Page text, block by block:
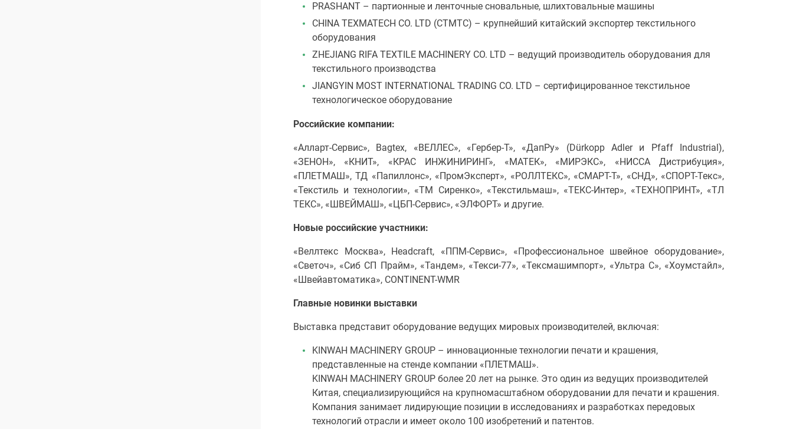
PRASHANT – партионные и ленточные сновальные, шлихтовальные машины
CHINA TEXMATECH CO. LTD (CTMTC) – крупнейший китайский экспортер текстильного
оборудования
ZHEJIANG RIFA TEXTILE MACHINERY CO. LTD – ведущий производитель оборудования для
текстильного производства
JIANGYIN MOST INTERNATIONAL TRADING CO. LTD – сертифицированное текстильное
технологическое оборудование
Российские компании:
«Алларт-Сервис», Bagtex, «ВЕЛЛЕС», «Гербер-Т», «ДапРу» (Dürkopp Adler и Pfaff Industrial),
«ЗЕНОН», «КНИТ», «КРАС ИНЖИНИРИНГ», «МАТЕК», «МИРЭКС», «НИССА Дистрибуция»,
«ПЛЕТМАШ», ТД «Папиллонс», «ПромЭксперт», «РОЛЛТЕКС», «СМАРТ-Т», «СНД», «СПОРТ-Текс»,
«Текстиль и технологии», «ТМ Сиренко», «Текстильмаш», «ТЕКС-Интер», «ТЕХНОПРИНТ», «ТЛ
ТЕКС», «ШВЕЙМАШ», «ЦБП-Сервис», «ЭЛФОРТ» и другие.
Новые российские участники:
«Веллтекс Москва», Headcraft, «ППМ-Сервис», «Профессиональное швейное оборудование»,
«Светоч», «Сиб СП Прайм», «Тандем», «Текси-77», «Тексмашимпорт», «Ультра С», «Хоумстайл»,
«Швейавтоматика», CONTINENT-WMR
Главные новинки выставки
Выставка представит оборудование ведущих мировых производителей, включая:
KINWAH MACHINERY GROUP – инновационные технологии печати и крашения,
представленные на стенде компании «ПЛЕТМАШ».
KINWAH MACHINERY GROUP более 20 лет на рынке. Это один из ведущих производителей
Китая, специализирующийся на крупномасштабном оборудовании для печати и крашения.
Компания занимает лидирующие позиции в исследованиях и разработках передовых
технологий отрасли и имеет около 100 изобретений и патентов.